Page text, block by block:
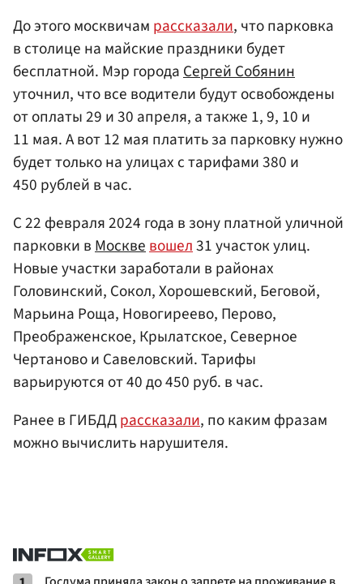
До этого москвичам рассказали, что парковка
в столице на майские праздники будет
бесплатной. Мэр города Сергей Собянин
уточнил, что все водители будут освобождены
от оплаты 29 и 30 апреля, а также 1, 9, 10 и
11 мая. А вот 12 мая платить за парковку нужно
будет только на улицах с тарифами 380 и
450 рублей в час.
С 22 февраля 2024 года в зону платной уличной
парковки вМосквевошел31 участок улиц.
Новые участки заработали в районах
Головинский, Сокол, Хорошевский, Беговой,
Марьина Роща, Новогиреево, Перово,
Преображенское, Крылатское, Северное
Чертаново и Савеловский. Тарифы
варьируются от 40 до 450 руб. в час.
Ранее в ГИБДДрассказали, по каким фразам
можно вычислить нарушителя.